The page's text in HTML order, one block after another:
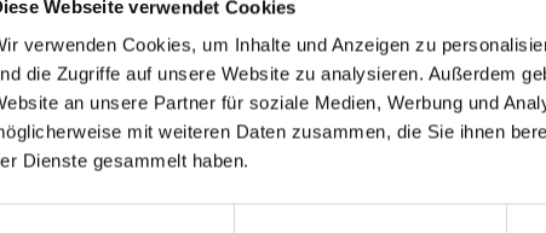
Webseite verwendet Cookies
verwenden Cookies, um Inhalte und Anzeigen zu
die Zugriffe auf unsere Website zu analysieren. Außerdem
an unsere Partner für soziale Medien, Werbung und
mit weiteren Daten zusammen, die Sie ihnen
Dienste gesammelt haben.